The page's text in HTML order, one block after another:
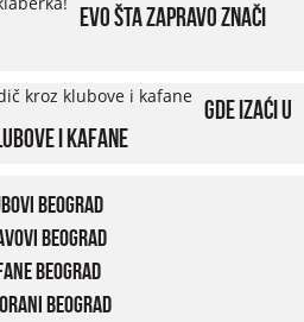
Evo šta zapravo znači
Gde izaći u
i kafane
Beograd
Beograd
Beograd
Beograd